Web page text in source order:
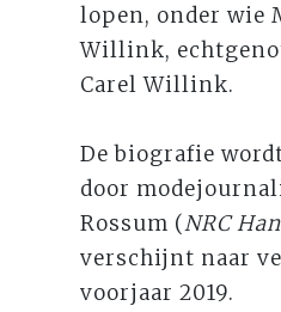
lopen, onder wie
Willink,
Carel Willink.
De biografie
door
Rossum (NRC
verschijnt naar
voorjaar 2019.